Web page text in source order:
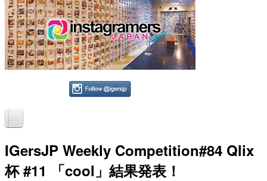
IGersJP Weekly Competition#84 Qlix
杯 #11 「cool」結果発表！